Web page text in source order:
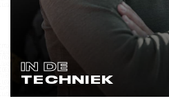
IN DE
TECHNIEK